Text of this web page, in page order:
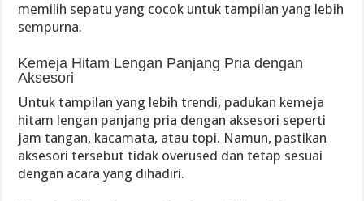
memilih sepatu yang cocok untuk tampilan yang lebih
sempurna.
Kemeja Hitam Lengan Panjang Pria dengan
Aksesori
Untuk tampilan yang lebih trendi, padukan kemeja
hitam lengan panjang pria dengan aksesori seperti
jam tangan, kacamata, atau topi. Namun, pastikan
aksesori tersebut tidak overused dan tetap sesuai
dengan acara yang dihadiri.